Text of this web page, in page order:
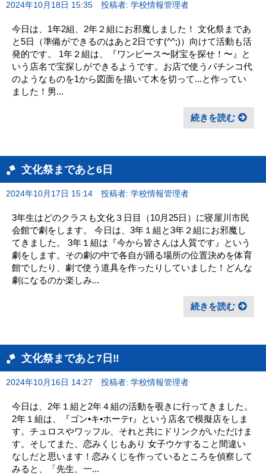
2024年10月18日 15:35 投稿者: 学校情報管理者
今日は、1年2組、2年２組にお邪魔しました！ 文化祭まであ
と5日（準備ができるのはあと2日です(^^;)）向けて活動も活
発的です。 1年２組は、『ワンピース〜財宝を探せ！〜』と
いう店名で宝探しができるようです。お店で使うパチンコ代
のようなものを1から図面を描いて木を切って...と作ってい
ました！男...
続きを読む
文化祭まであと6日
2024年10月17日 15:14 投稿者: 学校情報管理者
3年生はどのクラスも文化３日目（10月25日）に寝屋川市民
会館で劇をします。 今日は、3年１組と3年２組にお邪魔し
てきました。 3年１組は『今から皆さんは人質です』という
劇をします。その劇の中で各自が踊る場所の位置決めを体育
館でしたり、劇で使う道具を作ったりしていました！どんな
劇になるのか楽しみ...
続きを読む
文化祭まであと7日‼︎
2024年10月16日 14:27 投稿者: 学校情報管理者
今日は、2年１組と2年４組の活動を覗きに行ってきました。
2年１組は、『ゴン•キ•ホーテr』という店名で模擬店をしま
す。チュロスやワッフル、それと共にドリンクがいただけま
す。そしてまた、恋みくじもあり 女子ウケすること間違い
なしだと思います！恋みくじを作っているところを偵察して
みると、「先生、一...